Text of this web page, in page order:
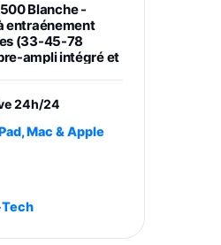
Blanche -
entraénement
(33-45-78
ampli intégré et
Galaxy
Galaxy
Fnac (Vendeur Tiers)
24h/24
Mac & Apple